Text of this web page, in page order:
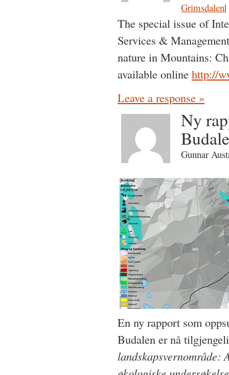
Grimsdalen|
The special issue of
Services &
nature in Mountains:
available online http://
Leave a response »
Ny
Gunnar
En ny rapport som
Budalen er nå
landskapsvernområde: